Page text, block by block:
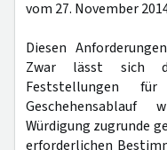
vom 27. November
Diesen
Zwar lässt sich
Feststellungen
Würdigung zugrunde
erforderlichen